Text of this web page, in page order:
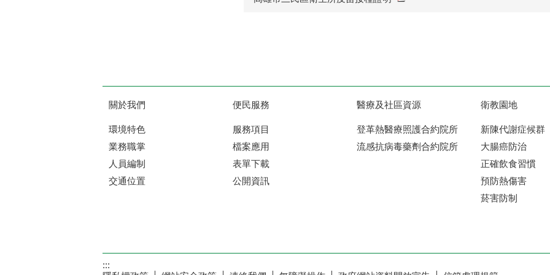
關於我們
環境特色
業務職掌
人員編制
交通位置
便民服務
服務項目
檔案應用
表單下載
公開資訊
醫療及社區資源
登革熱醫療照護合約院所
流感抗病毒藥劑合約院所
衛教園地
新陳代謝症候群
大腸癌防治
正確飲食習慣
預防熱傷害
菸害防制
:::